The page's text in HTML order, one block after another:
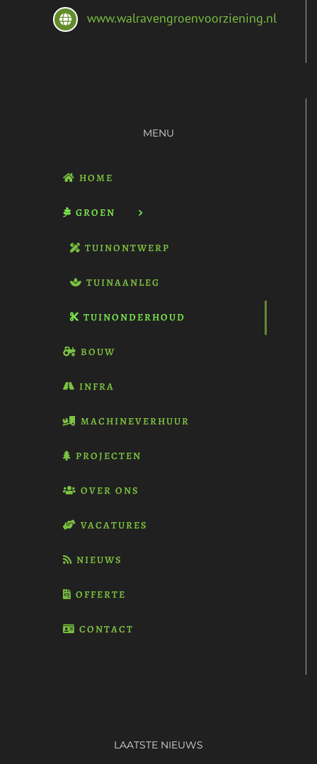
www.walravengroenvoorziening.nl
MENU
HOME
GROEN
TUINONTWERP
TUINAANLEG
TUINONDERHOUD
BOUW
INFRA
MACHINEVERHUUR
PROJECTEN
OVER ONS
VACATURES
NIEUWS
OFFERTE
CONTACT
LAATSTE NIEUWS